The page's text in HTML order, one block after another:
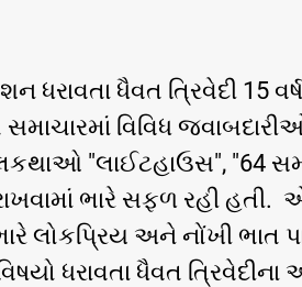
ધરાવતા ધૈવત ત્રિવેદી 15
વિવિધ જવાબદારીઓ
"લાઈટહાઉસ", "64
ભારે સફળ રહી હતી.
લોકપ્રિય અને નોંખી ભાત
ધરાવતા ધૈવત